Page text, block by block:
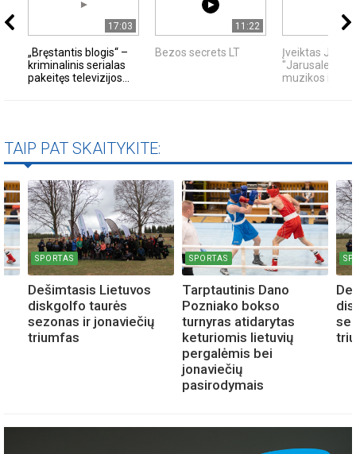
17:03
„Bręstantis blogis“ –
kriminalinis serialas
pakeitęs televizijos...
11:22
Bezos secrets LT
Įveiktas JKC
"Jarusalem"
muzikos ir
TAIP PAT SKAITYKITE:
SPORTAS
Dešimtasis Lietuvos
diskgolfo taurės
sezonas ir jonaviečių
triumfas
SPORTAS
Tarptautinis Dano
Pozniako bokso
turnyras atidarytas
keturiomis lietuvių
pergalėmis bei
jonaviečių
pasirodymais